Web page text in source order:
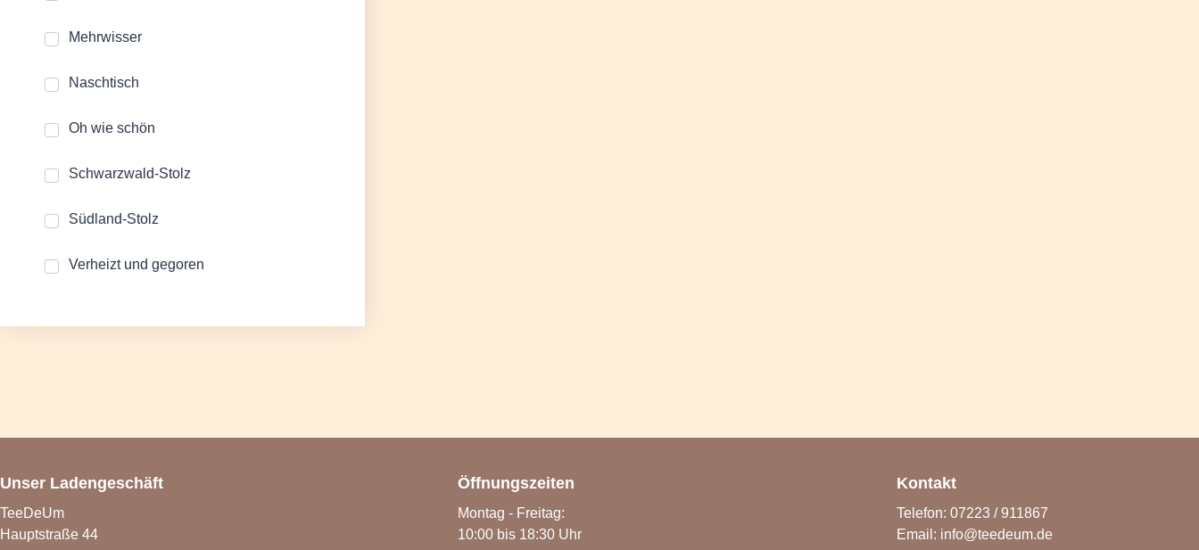
Mehrwisser
Naschtisch
Oh wie schön
Schwarzwald-Stolz
Südland-Stolz
Verheizt und gegoren
Unser Ladengeschäft
TeeDeUm
Hauptstraße 44
Öffnungszeiten
Montag - Freitag:
10:00 bis 18:30 Uhr
Kontakt
Telefon: 07223 / 911867
Email: info@teedeum.de